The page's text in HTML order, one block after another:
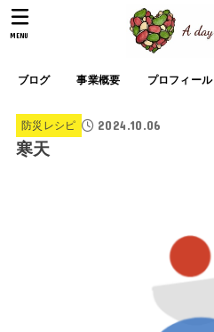
ブログ 事業概要 プロフィール
MENU
防災レシピ 2024.10.06
寒天